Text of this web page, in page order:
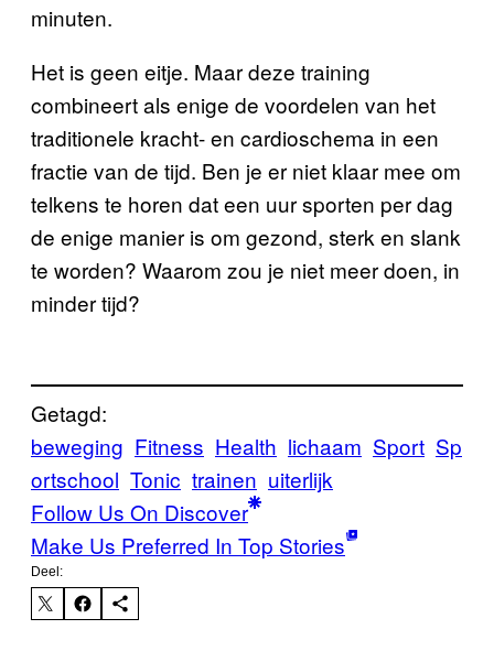
minuten.
Het is geen eitje. Maar deze training
combineert als enige de voordelen van het
traditionele kracht- en cardioschema in een
fractie van de tijd. Ben je er niet klaar mee om
telkens te horen dat een uur sporten per dag
de enige manier is om gezond, sterk en slank
te worden? Waarom zou je niet meer doen, in
minder tijd?
Getagd:
beweging Fitness Health lichaam Sport Sp
ortschool Tonic trainen uiterlijk
Follow Us On Discover
Make Us Preferred In Top Stories
Deel: